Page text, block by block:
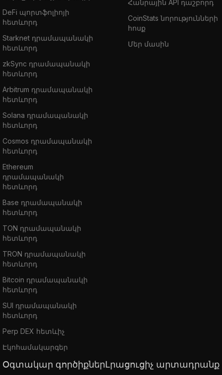
DeFi պորտֆոլիոյի
հետևորդ
Starknet դրամապանակի
հետևորդ
zkSync դրամապանակի
հետևորդ
Arbitrum դրամապանակի
հետևորդ
Solana դրամապանակի
հետևորդ
Cosmos դրամապանակի
հետևորդ
Ethereum
դրամապանակի
հետևորդ
Base դրամապանակի
հետևորդ
TON դրամապանակի
հետևորդ
TRON դրամապանակի
հետևորդ
Bitcoin դրամապանակի
հետևորդ
SUI դրամապանակի
հետևորդ
Perp DEX հետևիչ
Էկոհամակարգեր
Հանրային API դաշբորդ
CoinStats նորությունների
հոսք
Մեր մասին
Օգտակար գործիքներ Լրացուցիչ արտադրանք